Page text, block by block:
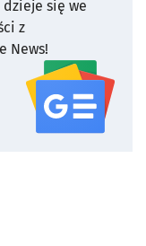
się we
z
News!
serwisu